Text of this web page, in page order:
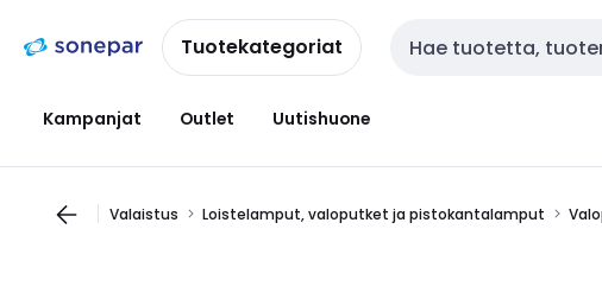
navigointiinsisältöönTuotekategoriat Haku
Kampanjat Outlet Uutishuone
Valaistus Loistelamput, valoputket ja pistokantalamput